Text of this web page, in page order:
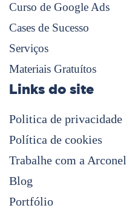
Curso de Google Ads
Cases de Sucesso
Serviços
Materiais Gratuítos
Links do site
Politica de privacidade
Política de cookies
Trabalhe com a Arconel
Blog
Portfólio